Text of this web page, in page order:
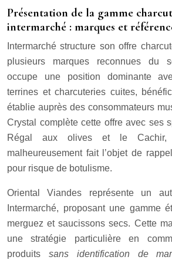
Présentation de la gamme
intermarché : marques et
Intermarché structure son offre
plusieurs marques reconnues du
occupe une position dominante
terrines et charcuteries cuites,
établie auprès des consommateurs
Crystal complète cette offre avec ses
Régal aux olives et le Cachir,
malheureusement fait l’objet de
pour risque de botulisme.
Oriental Viandes représente un
Intermarché, proposant une gamme
merguez et saucissons secs. Cette
une stratégie particulière en
produits sans identification de